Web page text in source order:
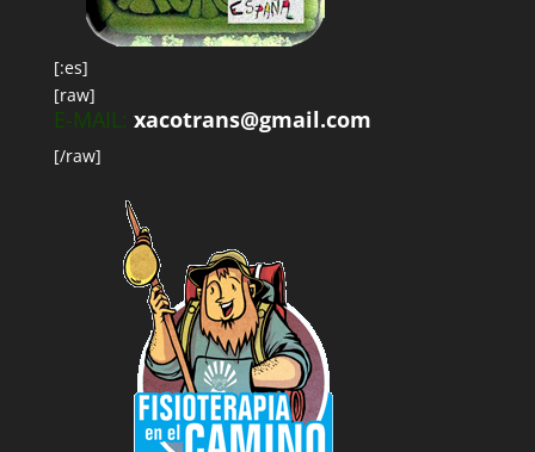
[:es]
[raw]
E-MAIL: xacotrans@gmail.com
[/raw]